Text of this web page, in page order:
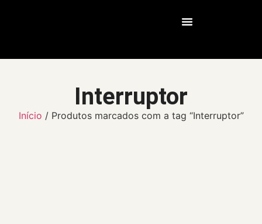
Interruptor
Início / Produtos marcados com a tag “Interruptor”